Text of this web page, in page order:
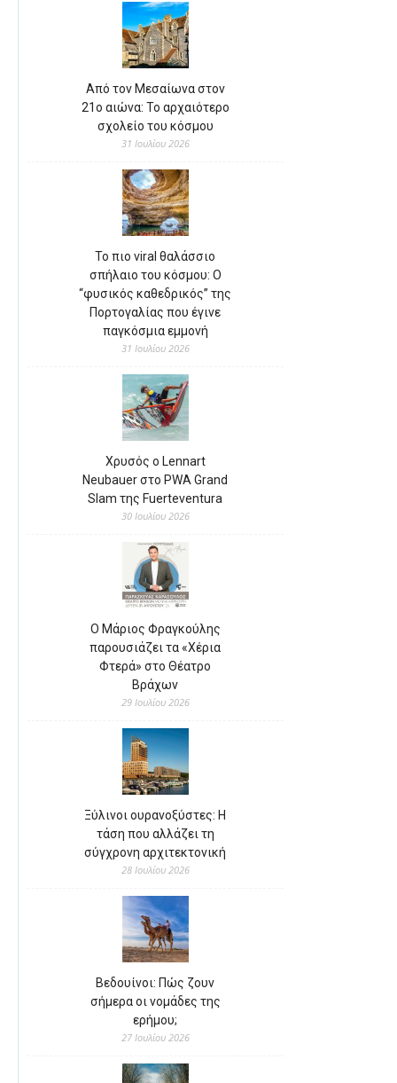
Από τον Μεσαίωνα στον
21ο αιώνα: Το αρχαιότερο
σχολείο του κόσμου
31 Ιουλίου 2026
Το πιο viral θαλάσσιο
σπήλαιο του κόσμου: Ο
“φυσικός καθεδρικός” της
Πορτογαλίας που έγινε
παγκόσμια εμμονή
31 Ιουλίου 2026
Χρυσός ο Lennart
Neubauer στο PWA Grand
Slam της Fuerteventura
30 Ιουλίου 2026
Ο Μάριος Φραγκούλης
παρουσιάζει τα «Χέρια
Φτερά» στο Θέατρο
Βράχων
29 Ιουλίου 2026
Ξύλινοι ουρανοξύστες: Η
τάση που αλλάζει τη
σύγχρονη αρχιτεκτονική
28 Ιουλίου 2026
Βεδουίνοι: Πώς ζουν
σήμερα οι νομάδες της
ερήμου;
27 Ιουλίου 2026